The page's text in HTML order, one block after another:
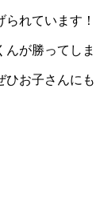
れています！
んが勝ってし
ひお子さんに